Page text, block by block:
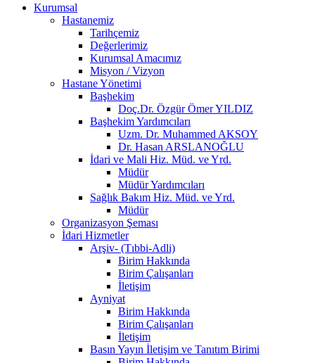
Kurumsal
Hastanemiz
Tarihçemiz
Değerlerimiz
Kurumsal Amacımız
Misyon / Vizyon
Hastane Yönetimi
Başhekim
Doç.Dr. Özgür Ömer YILDIZ
Başhekim Yardımcıları
Uzm. Dr. Muhammed AKSOY
Dr. Hasan ARSLANOĞLU
İdari ve Mali Hiz. Müd. ve Yrd.
Müdür
Müdür Yardımcıları
Sağlık Bakım Hiz. Müd. ve Yrd.
Müdür
Organizasyon Şeması
İdari Hizmetler
Arşiv- (Tıbbi-Adli)
Birim Hakkında
Birim Çalışanları
İletişim
Ayniyat
Birim Hakkında
Birim Çalışanları
İletişim
Basın Yayın İletişim ve Tanıtım Birimi